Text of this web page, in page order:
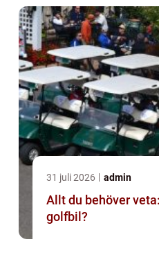
31 juli 2026 admin
Allt du behöver
golfbil?